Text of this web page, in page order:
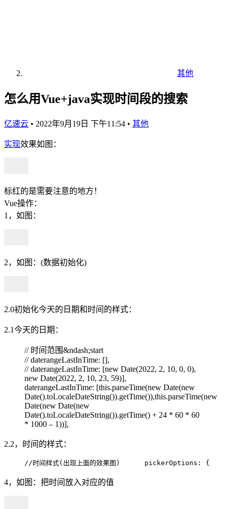
其他
怎么用Vue+java实现时间段的搜索
亿速云 • 2022年9月19日 下午11:54 • 其他
实现效果如图：
标红的是需要注意的地方！
Vue操作：
1，如图：
2，如图：(数据初始化)
2.0初始化今天的日期和时间的样式：
2.1今天的日期：
// 时间范围&ndash;start
// daterangeLastInTime: [],
// daterangeLastInTime: [new Date(2022, 2, 10, 0, 0),
new Date(2022, 2, 10, 23, 59)],
daterangeLastInTime: [this.parseTime(new Date(new
Date().toLocaleDateString()).getTime()),this.parseTime(new
Date(new Date(new
Date().toLocaleDateString()).getTime() + 24 * 60 * 60
* 1000 – 1))],
2.2，时间的样式：
//时间样式(出现上面的效果图)      pickerOptions:
4，如图：把时间放入对应的值